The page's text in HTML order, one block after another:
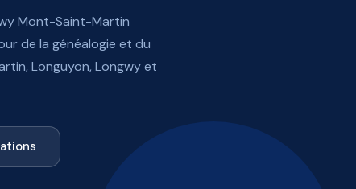
Mont-Saint-Martin
de la généalogie et du
Longuyon, Longwy et